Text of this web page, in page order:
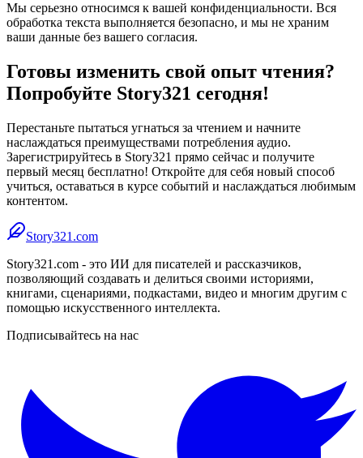
Мы серьезно относимся к вашей конфиденциальности. Вся
обработка текста выполняется безопасно, и мы не храним
ваши данные без вашего согласия.
Готовы изменить свой опыт чтения?
Попробуйте Story321 сегодня!
Перестаньте пытаться угнаться за чтением и начните
наслаждаться преимуществами потребления аудио.
Зарегистрируйтесь в Story321 прямо сейчас и получите
первый месяц бесплатно! Откройте для себя новый способ
учиться, оставаться в курсе событий и наслаждаться любимым
контентом.
Story321.com
Story321.com - это ИИ для писателей и рассказчиков,
позволяющий создавать и делиться своими историями,
книгами, сценариями, подкастами, видео и многим другим с
помощью искусственного интеллекта.
Подписывайтесь на нас